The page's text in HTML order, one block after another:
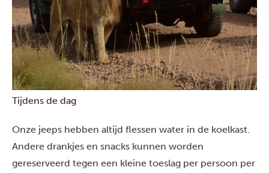
Tijdens de dag
Onze jeeps hebben altijd flessen water in de koelkast.
Andere drankjes en snacks kunnen worden
gereserveerd tegen een kleine toeslag per persoon per